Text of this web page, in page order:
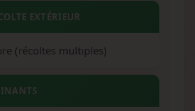
EXTÉRIEUR
(récoltes multiples)